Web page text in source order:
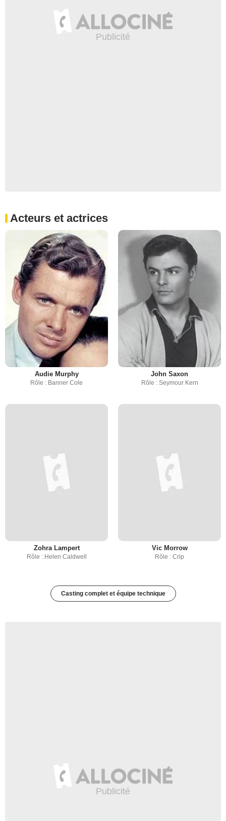
Acteurs et actrices
Audie Murphy
Rôle : Banner Cole
John Saxon
Rôle : Seymour Kern
Zohra Lampert
Rôle : Helen Caldwell
Vic Morrow
Rôle : Crip
Casting complet et équipe technique